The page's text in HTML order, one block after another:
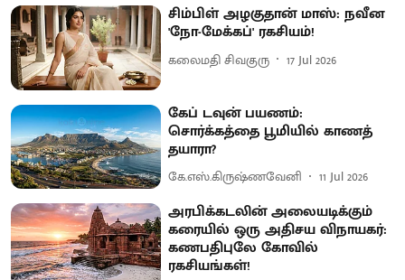
சிம்பிள் அழகுதான் மாஸ்: நவீன
'நோ-மேக்கப்' ரகசியம்!
கலைமதி சிவகுரு 17 Jul 2026
கேப் டவுன் பயணம்:
சொர்க்கத்தை பூமியில் காணத்
தயாரா?
கே.எஸ்.கிருஷ்ணவேனி 11 Jul 2026
அரபிக்கடலின் அலையடிக்கும்
கரையில் ஒரு அதிசய விநாயகர்:
கணபதிபுலே கோவில்
ரகசியங்கள்!